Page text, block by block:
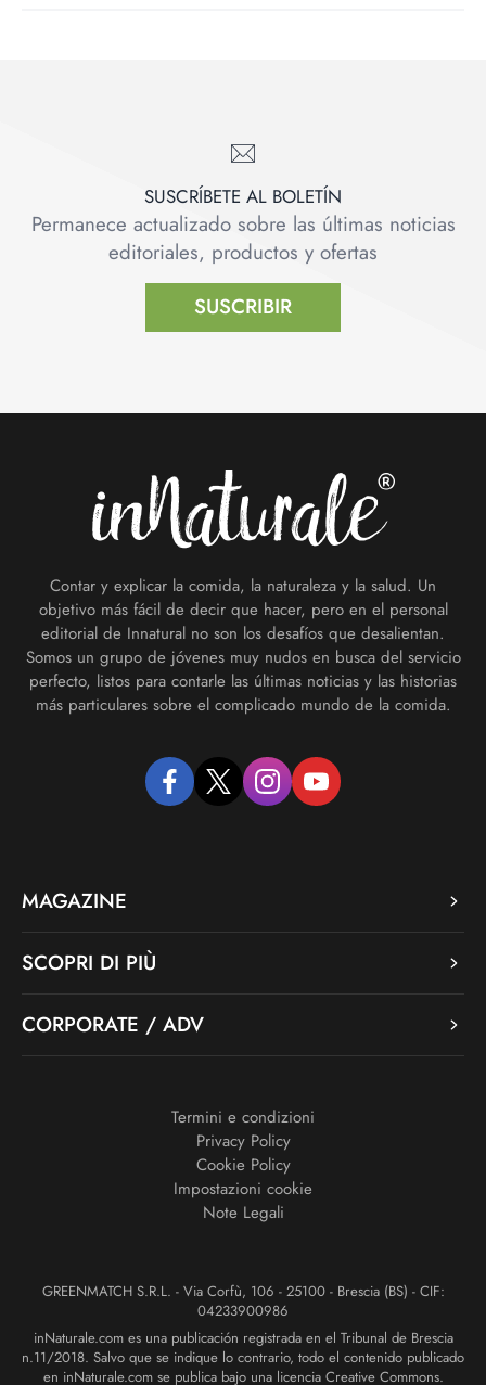
SUSCRÍBETE AL BOLETÍN
Permanece actualizado sobre las últimas noticias
editoriales, productos y ofertas
SUSCRIBIR
Contar y explicar la comida, la naturaleza y la salud. Un
objetivo más fácil de decir que hacer, pero en el personal
editorial de Innatural no son los desafíos que desalientan.
Somos un grupo de jóvenes muy nudos en busca del servicio
perfecto, listos para contarle las últimas noticias y las historias
más particulares sobre el complicado mundo de la comida.
facebooktwitter instagramyoutube
MAGAZINE
SCOPRI DI PIÙ
CORPORATE / ADV
Termini e condizioni
Privacy Policy
Cookie Policy
Impostazioni cookie
Note Legali
GREENMATCH S.R.L. - Via Corfù, 106 - 25100 - Brescia (BS) - CIF:
04233900986
inNaturale.com es una publicación registrada en el Tribunal de Brescia
n.11/2018. Salvo que se indique lo contrario, todo el contenido publicado
en inNaturale.com se publica bajo una licencia Creative Commons.